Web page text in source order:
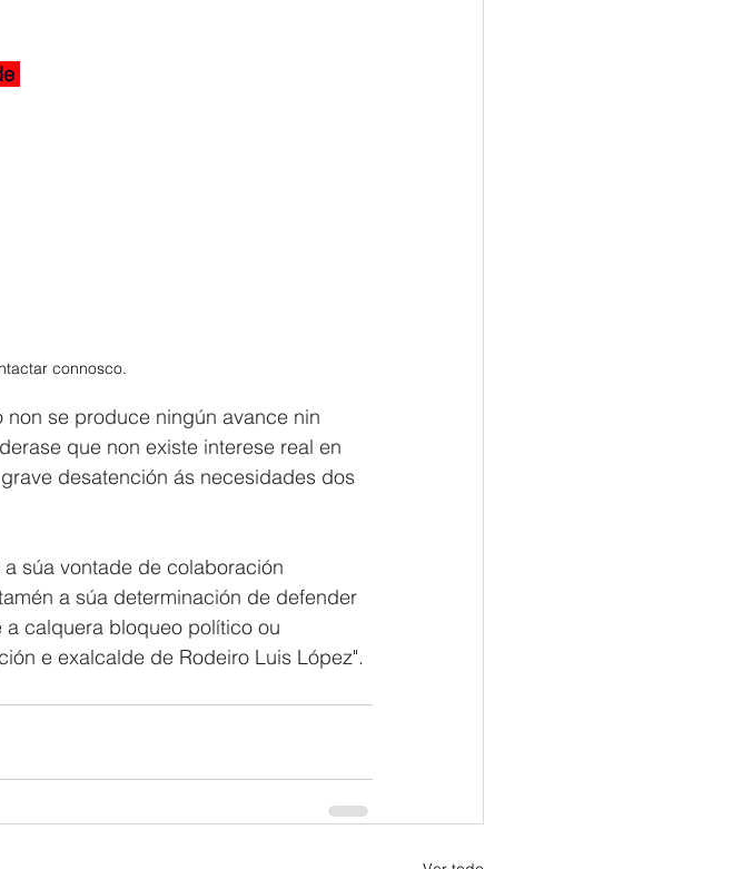
connosco.
se produce ningún avance nin
que non existe interese real en
desatención ás necesidades dos
súa vontade de colaboración
a súa determinación de defender
calquera bloqueo político ou
e exalcalde de Rodeiro Luis López".